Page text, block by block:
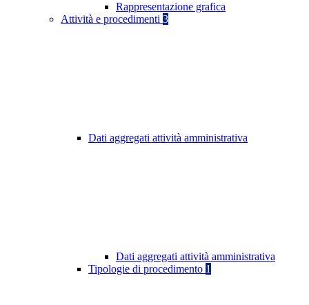
Rappresentazione grafica
Attività e procedimenti 3
Dati aggregati attività amministrativa
Dati aggregati attività amministrativa
Tipologie di procedimento 1